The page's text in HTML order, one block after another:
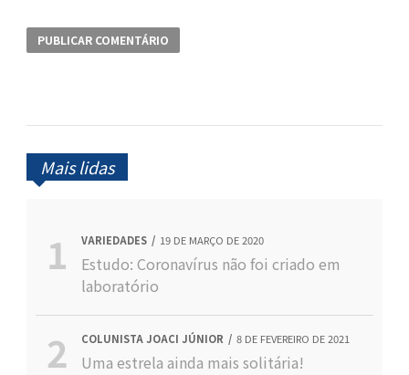
Mais lidas
VARIEDADES 19 DE MARÇO DE 2020
Estudo: Coronavírus não foi criado em
laboratório
COLUNISTA JOACI JÚNIOR 8 DE FEVEREIRO DE 2021
Uma estrela ainda mais solitária!